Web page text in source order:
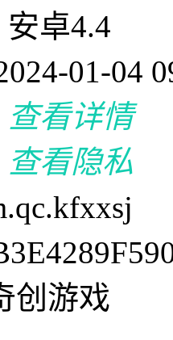
卓4.4
01-04
查看详情
查看隐私
创游戏